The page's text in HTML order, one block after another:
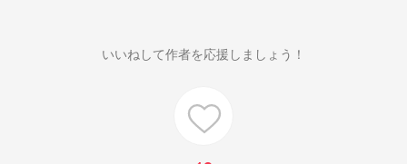
いいねして作者を応援しましょう！